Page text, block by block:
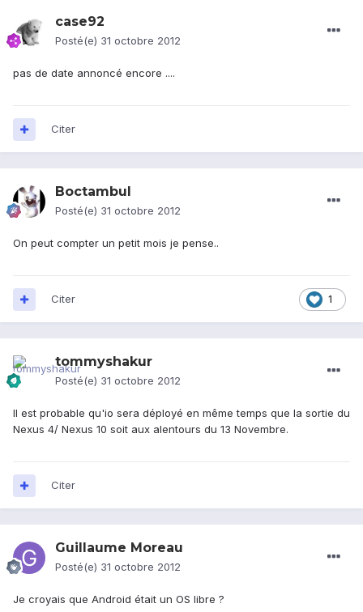
case92
Posté(e) 31 octobre 2012
pas de date annoncé encore ....
Citer
Boctambul
Posté(e) 31 octobre 2012
On peut compter un petit mois je pense..
1
Citer
tommyshakur
Posté(e) 31 octobre 2012
Il est probable qu'io sera déployé en même temps que la sortie du
Nexus 4/ Nexus 10 soit aux alentours du 13 Novembre.
Citer
Guillaume Moreau
Posté(e) 31 octobre 2012
Je croyais que Android était un OS libre ?